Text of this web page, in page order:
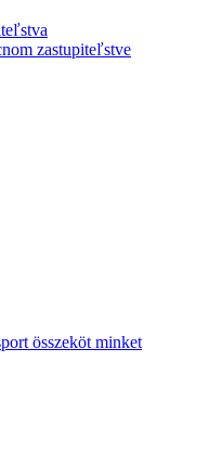
zastupiteľstve
összeköt minket